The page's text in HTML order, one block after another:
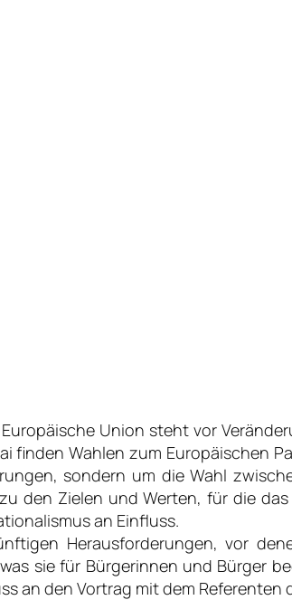
Europäische Union steht vor
finden Wahlen zum Europäischen
sondern um die Wahl
den Zielen und Werten, für die
an Einfluss.
Herausforderungen, vor
sie für Bürgerinnen und Bürger
an den Vortrag mit dem Referenten